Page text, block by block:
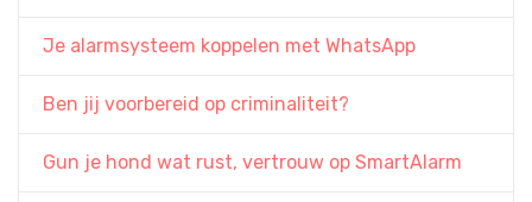
Je alarmsysteem koppelen met WhatsApp
Ben jij voorbereid op criminaliteit?
Gun je hond wat rust, vertrouw op SmartAlarm